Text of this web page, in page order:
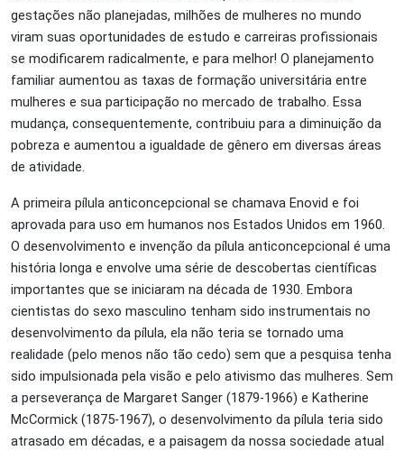
gestações não planejadas, milhões de mulheres no mundo
viram suas oportunidades de estudo e carreiras profissionais
se modificarem radicalmente, e para melhor! O planejamento
familiar aumentou as taxas de formação universitária entre
mulheres e sua participação no mercado de trabalho. Essa
mudança, consequentemente, contribuiu para a diminuição da
pobreza e aumentou a igualdade de gênero em diversas áreas
de atividade.
A primeira pílula anticoncepcional se chamava Enovid e foi
aprovada para uso em humanos nos Estados Unidos em 1960.
O desenvolvimento e invenção da pílula anticoncepcional é uma
história longa e envolve uma série de descobertas científicas
importantes que se iniciaram na década de 1930. Embora
cientistas do sexo masculino tenham sido instrumentais no
desenvolvimento da pílula, ela não teria se tornado uma
realidade (pelo menos não tão cedo) sem que a pesquisa tenha
sido impulsionada pela visão e pelo ativismo das mulheres. Sem
a perseverança de Margaret Sanger (1879-1966) e Katherine
McCormick (1875-1967), o desenvolvimento da pílula teria sido
atrasado em décadas, e a paisagem da nossa sociedade atual